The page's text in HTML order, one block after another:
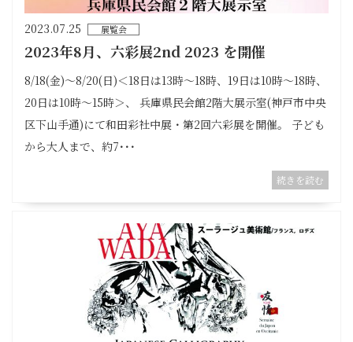
2023.07.25 展覧会
2023年8月、六彩展2nd 2023 を開催
8/18(金)〜8/20(日)＜18日は13時〜18時、19日は10時〜18時、
20日は10時〜15時＞、 兵庫県民会館2階大展示室(神戸市中央
区下山手通)にて和田彩社中展・第2回六彩展を開催。 子ども
から大人まで、約7･･･
続きを読む